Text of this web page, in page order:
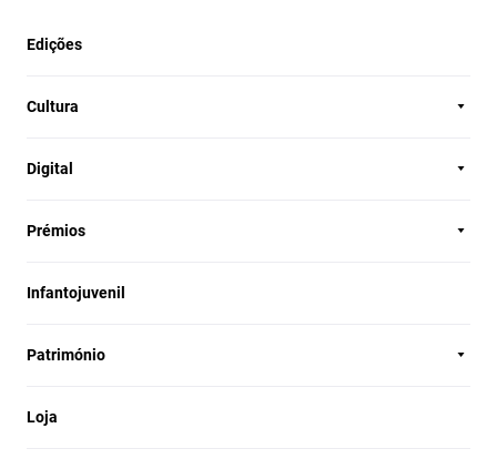
Edições
Cultura
Digital
Prémios
Infantojuvenil
Património
Loja